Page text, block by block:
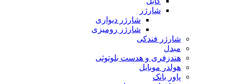
شارژر
شارژر دیواری
شارژر رومیزی
شارژر فندکی
مبدل
هندزفری و هدست بلوتوثی
هولدر موبایل
پاور بانک